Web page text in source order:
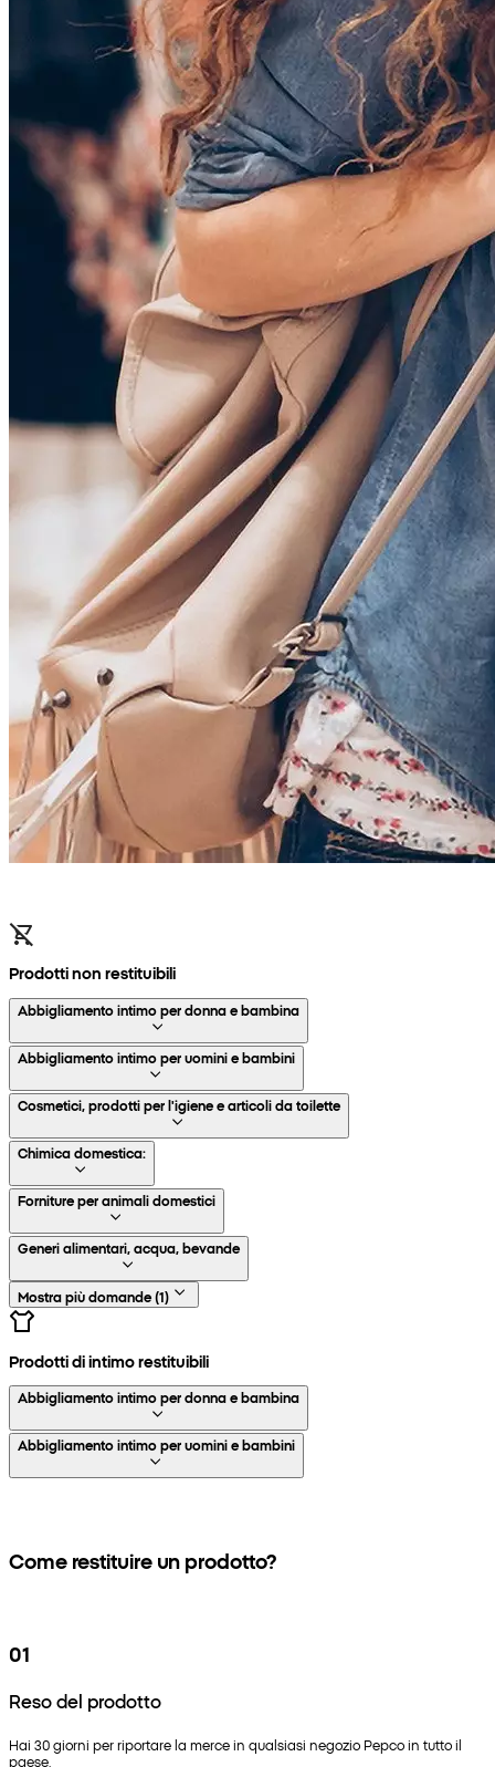
Prodotti non restituibili
Abbigliamento intimo per donna e bambina
Abbigliamento intimo per uomini e bambini
Cosmetici, prodotti per l'igiene e articoli da toilette
Chimica domestica:
Forniture per animali domestici
Generi alimentari, acqua, bevande
Mostra più domande(1)
Prodotti di intimo restituibili
Abbigliamento intimo per donna e bambina
Abbigliamento intimo per uomini e bambini
Come restituire un prodotto?
01
Reso del prodotto
Hai 30 giorni per riportare la merce in qualsiasi negozio Pepco in tutto il
paese.